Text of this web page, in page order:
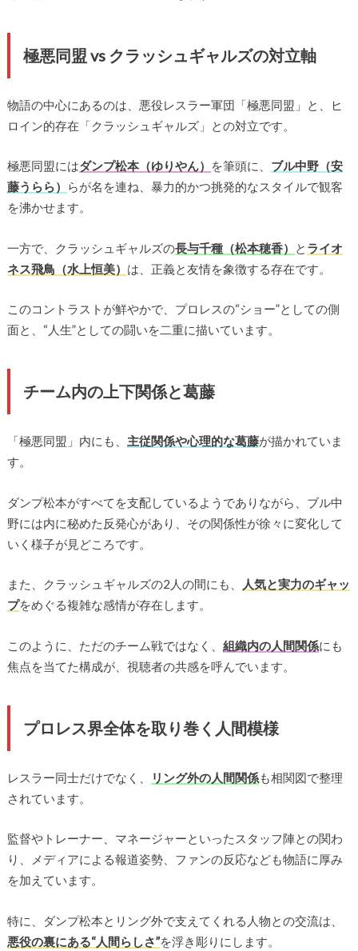
極悪同盟 vs クラッシュギャルズの対立軸
物語の中心にあるのは、悪役レスラー軍団「極悪同盟」と、ヒ
ロイン的存在「クラッシュギャルズ」との対立です。
極悪同盟にはダンプ松本（ゆりやん） を筆頭に、 ブル中野（安
藤うらら）
らが名を連ね、暴力的かつ挑発的なスタイルで観客
を沸かせます。
一方で、クラッシュギャルズの長与千種（松本穂香） と ライオ
ネス飛鳥（水上恒美） は、正義と友情を象徴する存在です。
このコントラストが鮮やかで、プロレスの“ショー”としての側
面と、“人生”としての闘いを二重に描いています。
チーム内の上下関係と葛藤
「極悪同盟」内にも、 主従関係や心理的な葛藤が描かれていま
す。
ダンプ松本がすべてを支配しているようでありながら、ブル中
野には内に秘めた反発心があり、その関係性が徐々に変化して
いく様子が見どころです。
また、クラッシュギャルズの2人の間にも、
人気と実力のギャッ
プをめぐる複雑な感情が存在します。
このように、ただのチーム戦ではなく、 組織内の人間関係にも
焦点を当てた構成が、視聴者の共感を呼んでいます。
プロレス界全体を取り巻く人間模様
レスラー同士だけでなく、 リング外の人間関係も相関図で整理
されています。
監督やトレーナー、マネージャーといったスタッフ陣との関わ
り、メディアによる報道姿勢、ファンの反応なども物語に厚み
を加えています。
特に、ダンプ松本とリング外で支えてくれる人物との交流は、
悪役の裏にある“人間らしさ”を浮き彫りにします。